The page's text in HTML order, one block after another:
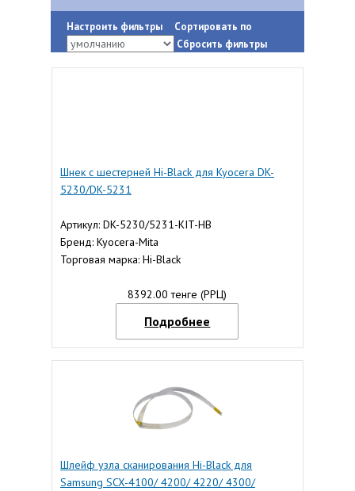
Настроить фильтры Сортировать по
Сбросить фильтры
Шнек с шестерней Hi-Black для Kyocera DK-
5230/DK-5231
Артикул: DK-5230/5231-KIT-HB
Бренд: Kyocera-Mita
Торговая марка: Hi-Black
8392.00 тенге (РРЦ)
Подробнее
Шлейф узла сканирования Hi-Black для
Samsung SCX-4100/ 4200/ 4220/ 4300/